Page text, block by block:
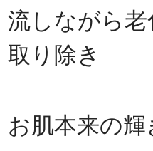
流しながら老
取り除き
お肌本来の